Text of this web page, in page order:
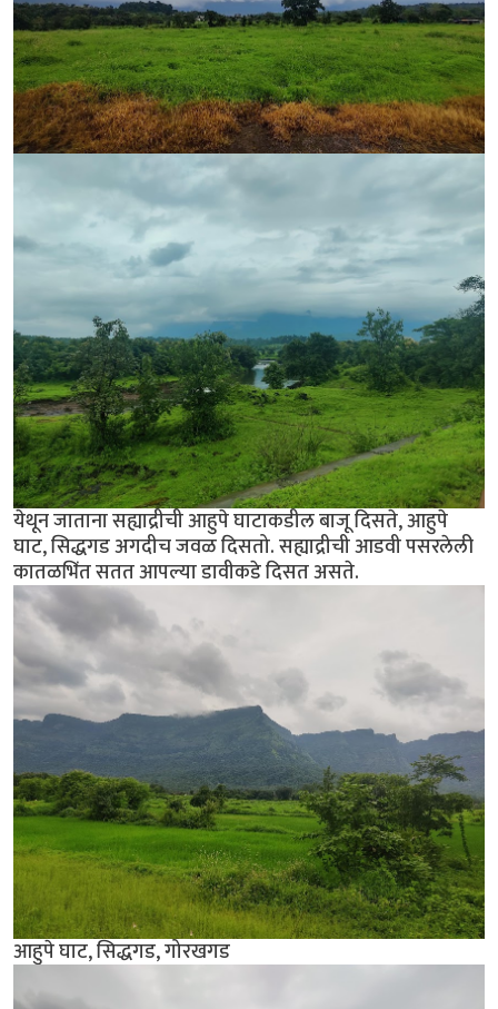
येथून जाताना सह्याद्रीची आहुपे घाटाकडील बाजू दिसते, आहुपे
घाट, सिद्धगड अगदीच जवळ दिसतो. सह्याद्रीची आडवी पसरलेली
कातळभिंत सतत आपल्या डावीकडे दिसत असते.
आहुपे घाट, सिद्धगड, गोरखगड